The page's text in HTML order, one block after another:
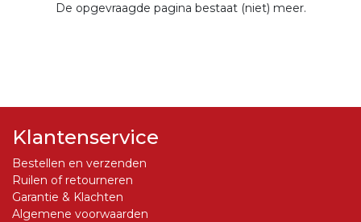
De opgevraagde pagina bestaat (niet) meer.
Klantenservice
Bestellen en verzenden
Ruilen of retourneren
Garantie & Klachten
Algemene voorwaarden